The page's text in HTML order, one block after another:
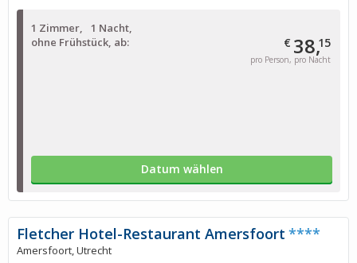
1 Zimmer
1 Nacht
ohne Frühstück, ab:
€ 38,15
pro Person, pro Nacht
Datum wählen
Fletcher Hotel-Restaurant Amersfoort ****
Amersfoort, Utrecht